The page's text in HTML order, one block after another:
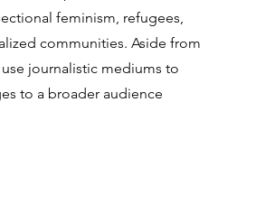
feminism, refugees,
communities. Aside from
journalistic mediums to
to a broader audience